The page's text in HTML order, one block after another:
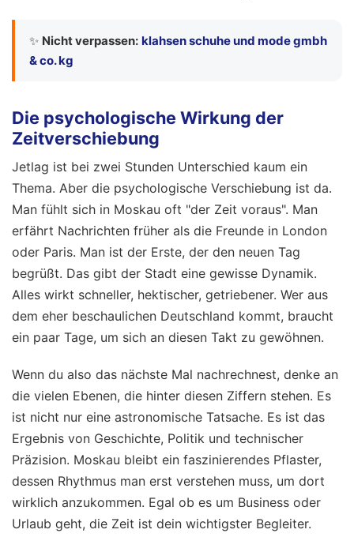
✨ Nicht verpassen: klahsen schuhe und mode gmbh
& co. kg
Die psychologische Wirkung der
Zeitverschiebung
Jetlag ist bei zwei Stunden Unterschied kaum ein
Thema. Aber die psychologische Verschiebung ist da.
Man fühlt sich in Moskau oft "der Zeit voraus". Man
erfährt Nachrichten früher als die Freunde in London
oder Paris. Man ist der Erste, der den neuen Tag
begrüßt. Das gibt der Stadt eine gewisse Dynamik.
Alles wirkt schneller, hektischer, getriebener. Wer aus
dem eher beschaulichen Deutschland kommt, braucht
ein paar Tage, um sich an diesen Takt zu gewöhnen.
Wenn du also das nächste Mal nachrechnest, denke an
die vielen Ebenen, die hinter diesen Ziffern stehen. Es
ist nicht nur eine astronomische Tatsache. Es ist das
Ergebnis von Geschichte, Politik und technischer
Präzision. Moskau bleibt ein faszinierendes Pflaster,
dessen Rhythmus man erst verstehen muss, um dort
wirklich anzukommen. Egal ob es um Business oder
Urlaub geht, die Zeit ist dein wichtigster Begleiter.